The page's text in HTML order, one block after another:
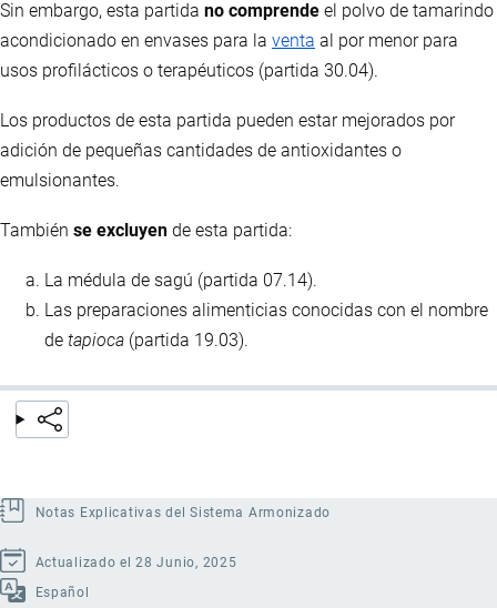
Sin embargo, esta partida no comprende el polvo de tamarindo
acondicionado en envases para la venta al por menor para
usos profilácticos o terapéuticos (partida 30.04).
Los productos de esta partida pueden estar mejorados por
adición de pequeñas cantidades de antioxidantes o
emulsionantes.
También se excluyen de esta partida:
La médula de sagú (partida 07.14).
Las preparaciones alimenticias conocidas con el nombre
de tapioca (partida 19.03).
Notas Explicativas del Sistema Armonizado
Actualizado el 28 Junio, 2025
Español